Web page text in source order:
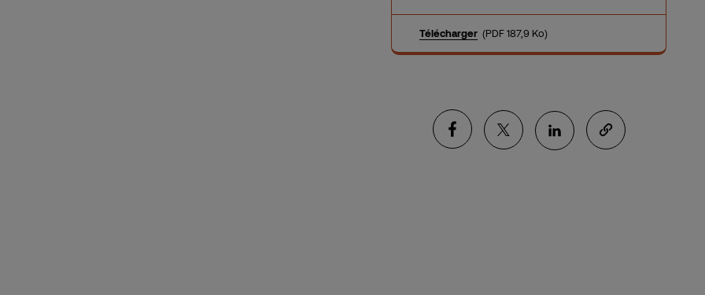
Télécharger (PDF 187,9 Ko)